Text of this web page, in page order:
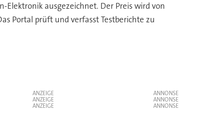
Elektronik ausgezeichnet. Der Preis wird von
Portal prüft und verfasst Testberichte zu
ANZEIGE
ANZEIGE
ANZEIGE